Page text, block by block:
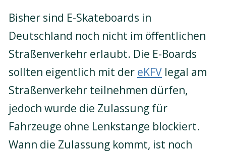
Bisher sind E-Skateboards in
Deutschland noch nicht im öffentlichen
Straßenverkehr erlaubt. Die E-Boards
sollten eigentlich mit der eKFV legal am
Straßenverkehr teilnehmen dürfen,
jedoch wurde die Zulassung für
Fahrzeuge ohne Lenkstange blockiert.
Wann die Zulassung kommt, ist noch